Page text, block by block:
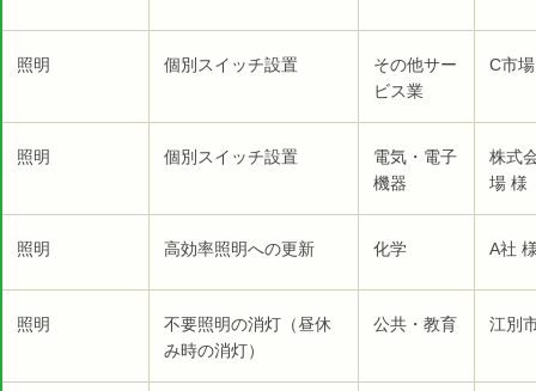
照明 個別スイッチ設置
その他サー
ビス業
C市
照明 個別スイッチ設置
電気・電子
機器
株式
場 様
照明 高効率照明への更新 化学 A社
照明
不要照明の消灯（昼休
み時の消灯）
公共・教育 江別